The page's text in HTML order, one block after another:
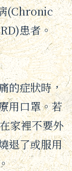
(Chronic
患者。
的症狀時，
用口罩。若
家裡不要外
退了或服用